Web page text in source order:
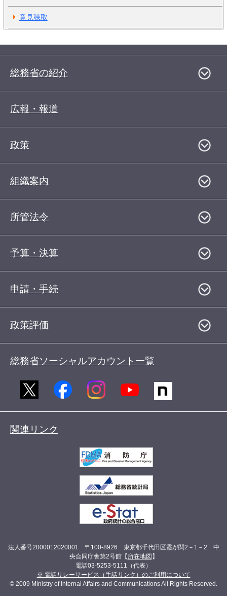
意見聴取
総務省の紹介
広報・報道
政策
組織案内
所管法令
予算・決算
申請・手続
政策評価
総務省ソーシャルアカウント一覧
関連リンク
法人番号2000012020001 〒100-8926 東京都千代田区霞が関2－1－2 中
央合同庁舎第2号館【 所在地図 】
電話03-5253-5111（代表）
※ 電話リレーサービス（手話リンク）のご利用について
© 2009 Ministry of Internal Affairs and Communications All Rights Reserved.